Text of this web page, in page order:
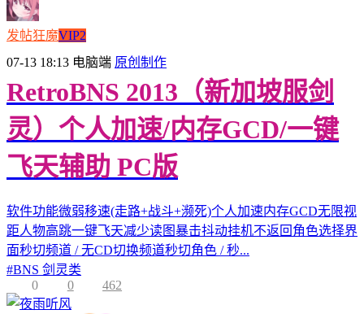
发帖狂魔VIP2
07-13 18:13 电脑端 原创制作
RetroBNS 2013（新加坡服剑
灵）个人加速/内存GCD/一键
飞天辅助 PC版
软件功能微弱移速(走路+战斗+濒死)个人加速内存GCD无限视
距人物高跳一键飞天减少读图暴击抖动挂机不返回角色选择界
面秒切频道 / 无CD切换频道秒切角色 / 秒...
#BNS 剑灵类
0
0 462